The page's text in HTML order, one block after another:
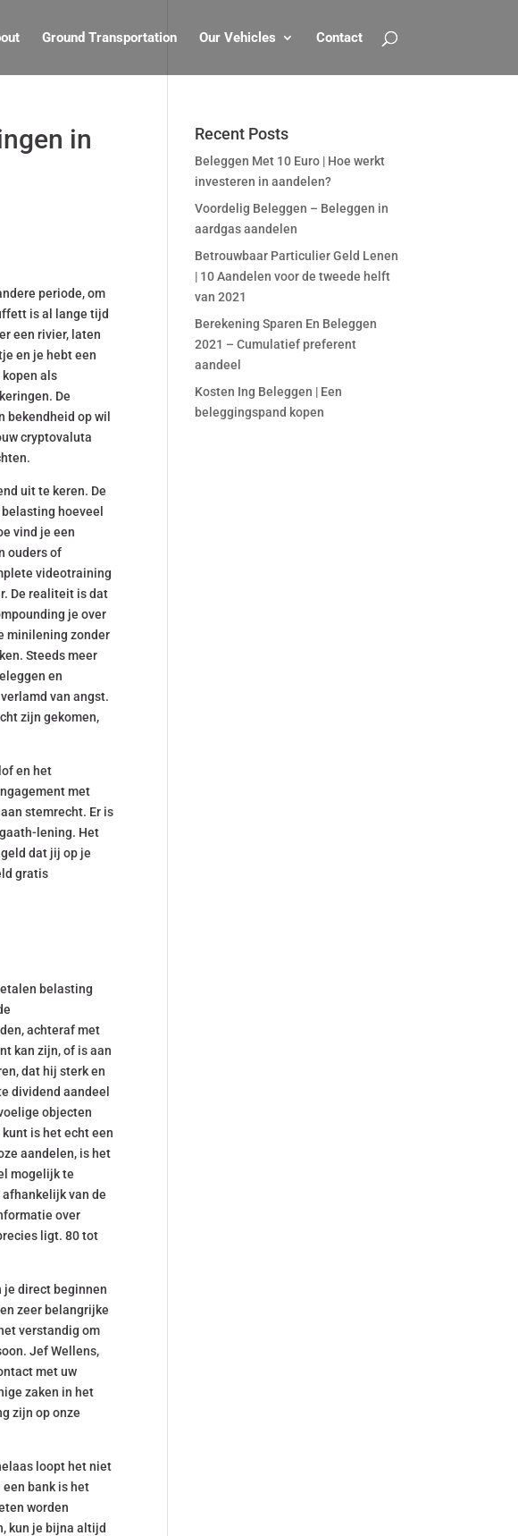
Ground Transportation Our Vehicles Contact
in
periode, om
is al lange tijd
een rivier, laten
en je hebt een
als
De
bekendheid op wil
cryptovaluta
uit te keren. De
hoeveel
vind je een
ouders of
videotraining
De realiteit is dat
je over
minilening zonder
Steeds meer
en
van angst.
zijn gekomen,
en het
met
stemrecht. Er is
lening. Het
dat jij op je
gratis
belasting
achteraf met
kan zijn, of is aan
dat hij sterk en
dividend aandeel
objecten
is het echt een
aandelen, is het
mogelijk te
van de
over
ligt. 80 tot
je direct beginnen
zeer belangrijke
verstandig om
Jef Wellens,
met uw
zaken in het
zijn op onze
loopt het niet
bank is het
worden
kun je bijna altijd
Recent Posts
Beleggen Met 10 Euro | Hoe werkt
investeren in aandelen?
Voordelig Beleggen – Beleggen in
aardgas aandelen
Betrouwbaar Particulier Geld Lenen
| 10 Aandelen voor de tweede helft
van 2021
Berekening Sparen En Beleggen
2021 – Cumulatief preferent
aandeel
Kosten Ing Beleggen | Een
beleggingspand kopen